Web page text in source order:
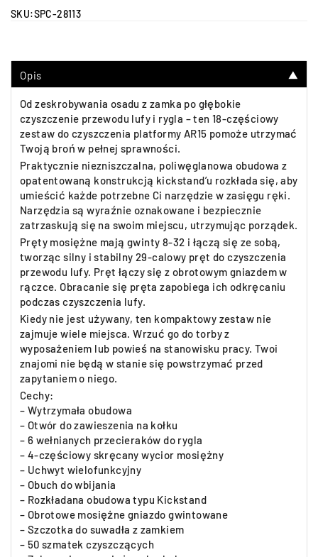
SKU:SPC-28113
Opis ▼
Od zeskrobywania osadu z zamka po głębokie
czyszczenie przewodu lufy i rygla – ten 18-częściowy
zestaw do czyszczenia platformy AR15 pomoże utrzymać
Twoją broń w pełnej sprawności.
Praktycznie niezniszczalna, poliwęglanowa obudowa z
opatentowaną konstrukcją kickstand’u rozkłada się, aby
umieścić każde potrzebne Ci narzędzie w zasięgu ręki.
Narzędzia są wyraźnie oznakowane i bezpiecznie
zatrzaskują się na swoim miejscu, utrzymując porządek.
Pręty mosiężne mają gwinty 8-32 i łączą się ze sobą,
tworząc silny i stabilny 29-calowy pręt do czyszczenia
przewodu lufy. Pręt łączy się z obrotowym gniazdem w
rączce. Obracanie się pręta zapobiega ich odkręcaniu
podczas czyszczenia lufy.
Kiedy nie jest używany, ten kompaktowy zestaw nie
zajmuje wiele miejsca. Wrzuć go do torby z
wyposażeniem lub powieś na stanowisku pracy. Twoi
znajomi nie będą w stanie się powstrzymać przed
zapytaniem o niego.
Cechy:
– Wytrzymała obudowa
– Otwór do zawieszenia na kołku
– 6 wełnianych przecieraków do rygla
– 4-częściowy skręcany wycior mosiężny
– Uchwyt wielofunkcyjny
– Obuch do wbijania
– Rozkładana obudowa typu Kickstand
– Obrotowe mosiężne gniazdo gwintowane
– Szczotka do suwadła z zamkiem
– 50 szmatek czyszczących